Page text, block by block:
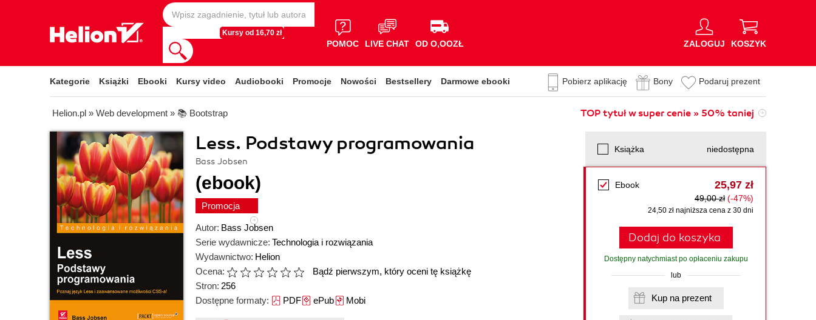
Kursy od 16,70 zł
POMOC LIVE CHAT OD O,OOZŁ ZALOGUJ KOSZYK
Kategorie Książki Ebooki Kursy video Audiobooki Promocje Nowości Bestsellery Darmowe ebooki Pobierz aplikację Bony Podaruj prezent
Helion.pl » Web development » 📚 Bootstrap TOP tytuł w super cenie » 50% taniej
Less. Podstawy programowania
Bass Jobsen
(ebook)
Promocja
Autor: Bass Jobsen
Serie wydawnicze: Technologia i rozwiązania
Wydawnictwo: Helion
Ocena:
Bądź pierwszym, który oceni tę książkę
Stron: 256
Dostępne formaty: PDFePubMobi
Książka niedostępna
Ebook 25,97 zł
49,00 zł (-47%)
24,50 zł najniższa cena z 30 dni
Dodaj do koszyka
Dostępny natychmiast po opłaceniu zakupu
lub
Kup na prezent